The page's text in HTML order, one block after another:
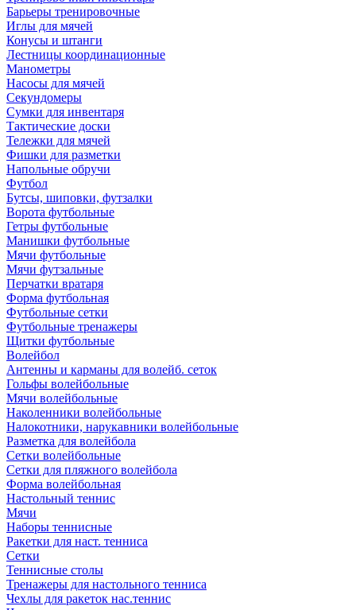
Барьеры тренировочные
Иглы для мячей
Конусы и штанги
Лестницы координационные
Манометры
Насосы для мячей
Секундомеры
Сумки для инвентаря
Тактические доски
Тележки для мячей
Фишки для разметки
Напольные обручи
Футбол
Бутсы, шиповки, футзалки
Ворота футбольные
Гетры футбольные
Манишки футбольные
Мячи футбольные
Мячи футзальные
Перчатки вратаря
Форма футбольная
Футбольные сетки
Футбольные тренажеры
Щитки футбольные
Волейбол
Антенны и карманы для волейб. сеток
Гольфы волейбольные
Мячи волейбольные
Наколенники волейбольные
Налокотники, нарукавники волейбольные
Разметка для волейбола
Сетки волейбольные
Сетки для пляжного волейбола
Форма волейбольная
Настольный теннис
Мячи
Наборы теннисные
Ракетки для наст. тенниса
Сетки
Теннисные столы
Тренажеры для настольного тенниса
Чехлы для ракеток нас.теннис